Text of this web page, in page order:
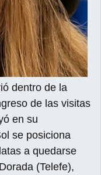
dentro de la
de las visitas
en su
se posiciona
a quedarse
(Telefe),